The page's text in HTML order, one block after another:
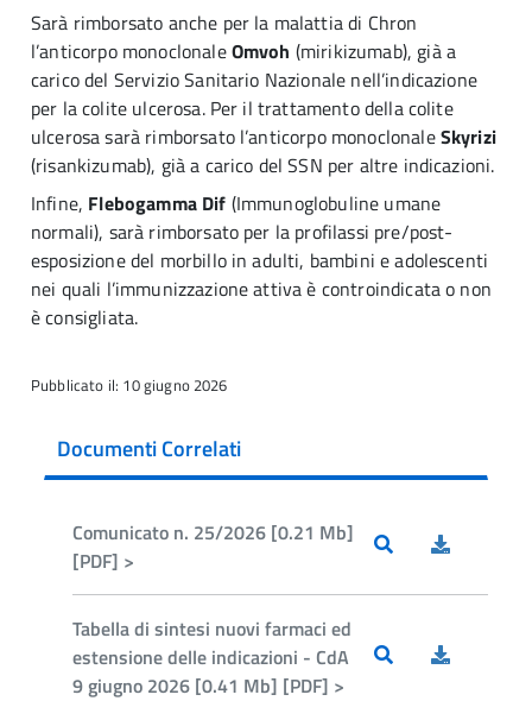
Sarà rimborsato anche per la malattia di Chron
l’anticorpo monoclonaleOmvoh (mirikizumab), già a
carico del Servizio Sanitario Nazionale nell’indicazione
per la colite ulcerosa. Per il trattamento della colite
ulcerosa sarà rimborsato l’anticorpo monoclonaleSkyrizi
(risankizumab), già a carico del SSN per altre indicazioni.
Infine, Flebogamma Dif (Immunoglobuline umane
normali), sarà rimborsato per la profilassi pre/post-
esposizione del morbillo in adulti, bambini e adolescenti
nei quali l’immunizzazione attiva è controindicata o non
è consigliata.
Pubblicato il: 10 giugno 2026
Documenti Correlati
Comunicato n. 25/2026 [0.21 Mb]
[PDF] >
Tabella di sintesi nuovi farmaci ed
estensione delle indicazioni - CdA
9 giugno 2026 [0.41 Mb] [PDF] >